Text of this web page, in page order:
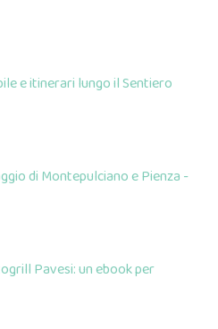
e itinerari lungo il Sentiero
di Montepulciano e Pienza -
Pavesi: un ebook per